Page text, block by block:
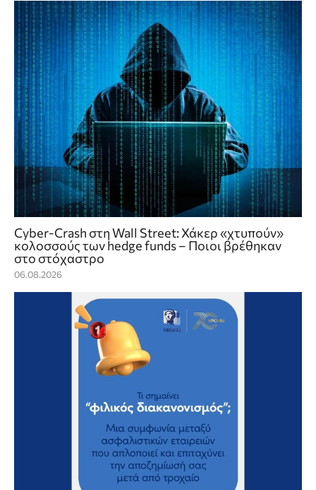
Cyber-Crash στη Wall Street: Χάκερ «χτυπούν»
κολοσσούς των hedge funds – Ποιοι βρέθηκαν
στο στόχαστρο
06.08.2026